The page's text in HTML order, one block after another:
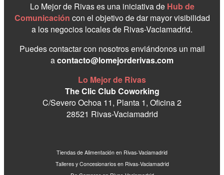
Lo Mejor de Rivas es una iniciativa de Hub de
Comunicación con el objetivo de dar mayor visibilidad
a los negocios locales de Rivas-Vaciamadrid.
Puedes contactar con nosotros enviándonos un mail
acontacto@lomejorderivas.com
Lo Mejor de Rivas
The Clic Club Coworking
C/Severo Ochoa 11, Planta 1, Oficina 2
28521 Rivas-Vaciamadrid
Tiendas de Alimentación en Rivas-Vaciamadrid
Talleres y Concesionarios en Rivas-Vaciamadrid